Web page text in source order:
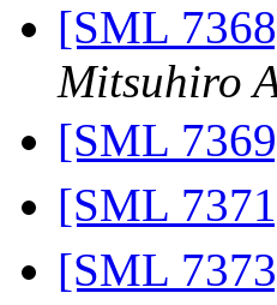
[SML
Mitsuhiro
[SML
[SML
[SML